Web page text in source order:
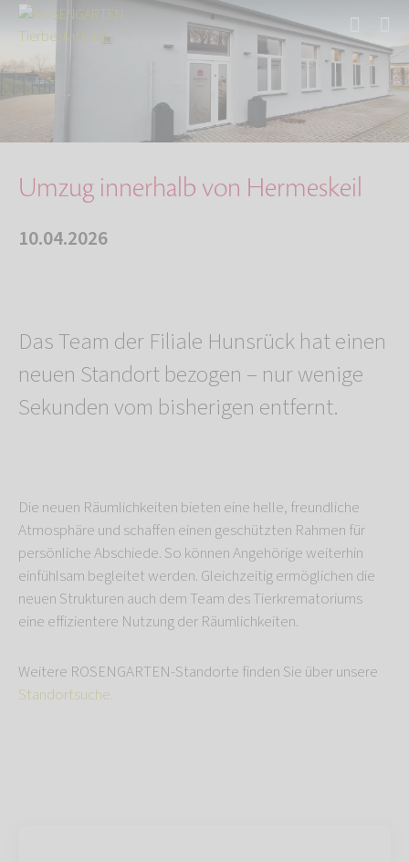
Start Umzug innerhalb von Hermeskeil
Umzug innerhalb von Hermeskeil
10.04.2026
Das Team der Filiale Hunsrück hat einen
neuen Standort bezogen – nur wenige
Sekunden vom bisherigen entfernt.
Die neuen Räumlichkeiten bieten eine helle, freundliche
Atmosphäre und schaffen einen geschützten Rahmen für
persönliche Abschiede. So können Angehörige weiterhin
einfühlsam begleitet werden. Gleichzeitig ermöglichen die
neuen Strukturen auch dem Team des Tierkrematoriums
eine effizientere Nutzung der Räumlichkeiten.
Weitere ROSENGARTEN-Standorte finden Sie über unsere
Standortsuche.